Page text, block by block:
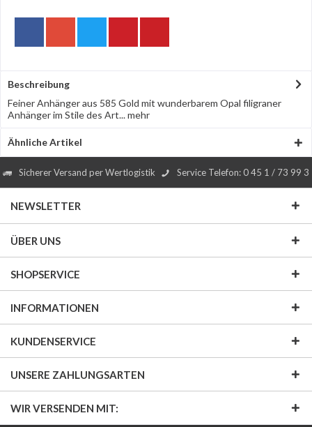
Beschreibung
Feiner Anhänger aus 585 Gold mit wunderbarem Opal filigraner
Anhänger im Stile des Art...mehr
Ähnliche Artikel
Sicherer Versand per Wertlogistik Service Telefon: 0 45 1 / 73 99 3
NEWSLETTER
ÜBER UNS
SHOPSERVICE
INFORMATIONEN
KUNDENSERVICE
UNSERE ZAHLUNGSARTEN
WIR VERSENDEN MIT: